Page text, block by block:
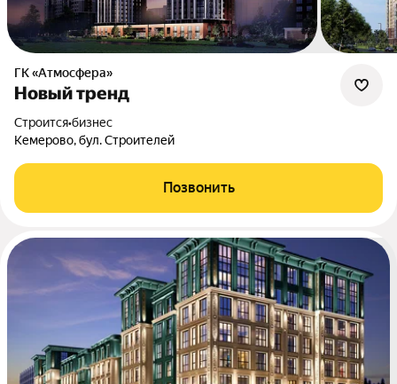
ГК «Атмосфера»
Новый тренд
Строится•бизнес
Кемерово, бул. Строителей
Позвонить